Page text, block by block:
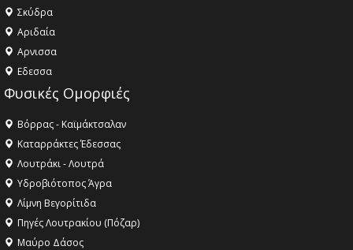
Σκύδρα
Αριδαία
Aρνισσα
Eδεσσα
Φυσικές Ομορφιές
Βόρρας - Καϊμάκτσαλαν
Καταρράκτες Έδεσσας
Λουτράκι - Λουτρά
Υδροβιότοπος Άγρα
Λίμνη Βεγορίτιδα
Πηγές Λουτρακίου (Πόζαρ)
Μαύρο Δάσος